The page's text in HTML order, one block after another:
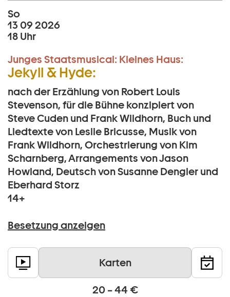
So
13 09 2026
18 Uhr
Junges Staatsmusical: Kleines Haus:
Jekyll & Hyde:
nach der Erzählung von Robert Louis
Stevenson, für die Bühne konzipiert von
Steve Cuden und Frank Wildhorn, Buch und
Liedtexte von Leslie Bricusse, Musik von
Frank Wildhorn, Orchestrierung von Kim
Scharnberg, Arrangements von Jason
Howland, Deutsch von Susanne Dengler und
Eberhard Storz
14+
Besetzung anzeigen
Karten
20 – 44 €